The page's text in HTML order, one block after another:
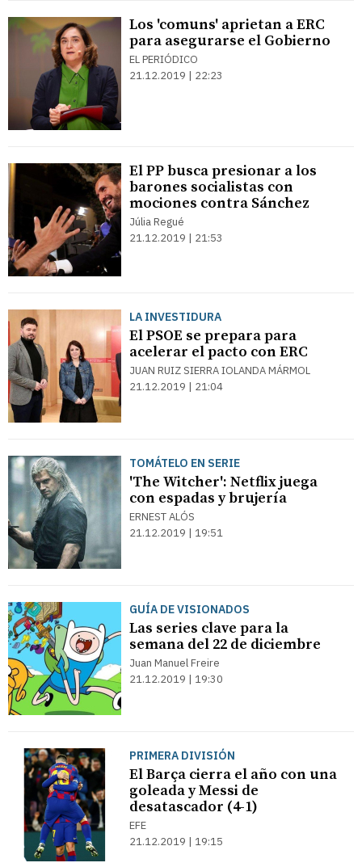
Los 'comuns' aprietan a ERC
para asegurarse el Gobierno
EL PERIÓDICO
21.12.2019 | 22:23
El PP busca presionar a los
barones socialistas con
mociones contra Sánchez
Júlia Regué
21.12.2019 | 21:53
LA INVESTIDURA
El PSOE se prepara para
acelerar el pacto con ERC
JUAN RUIZ SIERRA IOLANDA MÁRMOL
21.12.2019 | 21:04
TOMÁTELO EN SERIE
'The Witcher': Netflix juega
con espadas y brujería
ERNEST ALÓS
21.12.2019 | 19:51
GUÍA DE VISIONADOS
Las series clave para la
semana del 22 de diciembre
Juan Manuel Freire
21.12.2019 | 19:30
PRIMERA DIVISIÓN
El Barça cierra el año con una
goleada y Messi de
desatascador (4-1)
EFE
21.12.2019 | 19:15